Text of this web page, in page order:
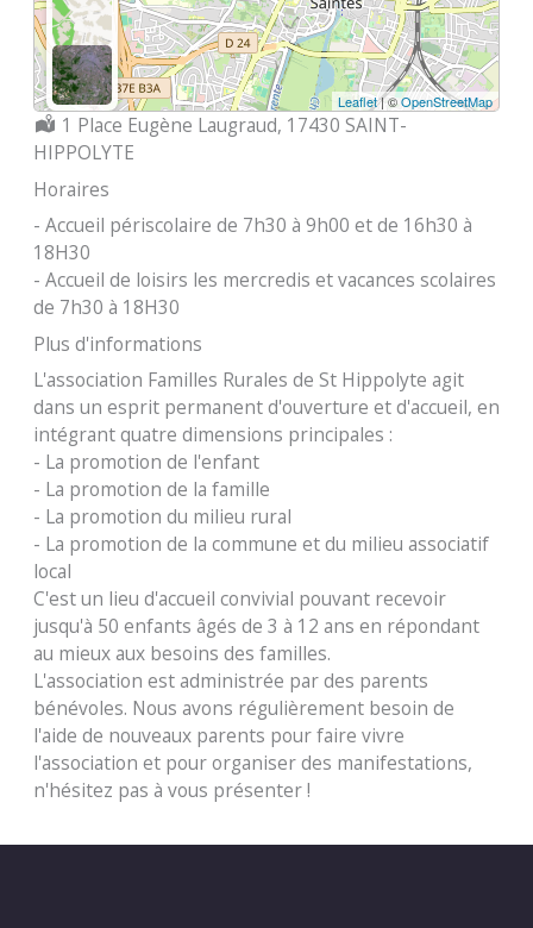
Leaflet| ©OpenStreetMap
Localisation :
1 Place Eugène Laugraud, 17430 SAINT-
HIPPOLYTE
Horaires
- Accueil périscolaire de 7h30 à 9h00 et de 16h30 à
18H30
- Accueil de loisirs les mercredis et vacances scolaires
de 7h30 à 18H30
Plus d'informations
L'association Familles Rurales de St Hippolyte agit
dans un esprit permanent d'ouverture et d'accueil, en
intégrant quatre dimensions principales :
- La promotion de l'enfant
- La promotion de la famille
- La promotion du milieu rural
- La promotion de la commune et du milieu associatif
local
C'est un lieu d'accueil convivial pouvant recevoir
jusqu'à 50 enfants âgés de 3 à 12 ans en répondant
au mieux aux besoins des familles.
L'association est administrée par des parents
bénévoles. Nous avons régulièrement besoin de
l'aide de nouveaux parents pour faire vivre
l'association et pour organiser des manifestations,
n'hésitez pas à vous présenter !